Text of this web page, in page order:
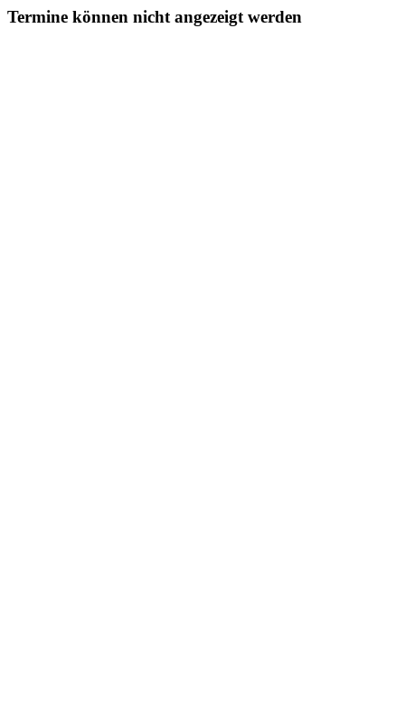
Termine können nicht angezeigt werden